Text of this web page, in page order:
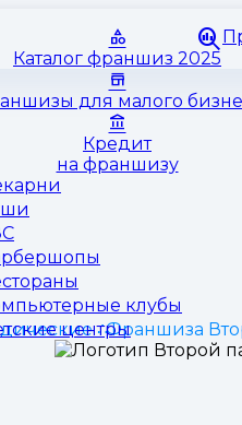
Каталог франшиз 2025
для малого
Кредит
на франшизу
клубы
центрыФраншиза